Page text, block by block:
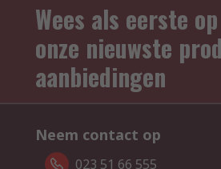
Wees als eerste
onze nieuwste
aanbiedingen
Neem contact op
023 51 66 555